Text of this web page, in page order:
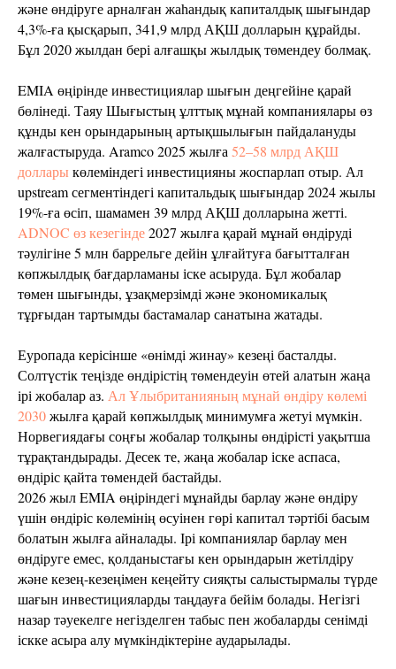
және өндіруге арналған жаһандық капиталдық шығындар
4,3%-ға қысқарып, 341,9 млрд АҚШ долларын құрайды.
Бұл 2020 жылдан бері алғашқы жылдық төмендеу болмақ.
EMIA өңірінде инвестициялар шығын деңгейіне қарай
бөлінеді. Таяу Шығыстың ұлттық мұнай компаниялары өз
құнды кен орындарының артықшылығын пайдалануды
жалғастыруда. Aramco 2025 жылға 52–58 млрд АҚШ
доллары көлеміндегі инвестицияны жоспарлап отыр. Ал
upstream сегментіндегі капитальдық шығындар 2024 жылы
19%-ға өсіп, шамамен 39 млрд АҚШ долларына жетті.
ADNOC өз кезегінде2027 жылға қарай мұнай өндіруді
тәулігіне 5 млн баррельге дейін ұлғайтуға бағытталған
көпжылдық бағдарламаны іске асыруда. Бұл жобалар
төмен шығынды, ұзақмерзімді және экономикалық
тұрғыдан тартымды бастамалар санатына жатады.
Еуропада керісінше «өнімді жинау» кезеңі басталды.
Солтүстік теңізде өндірістің төмендеуін өтей алатын жаңа
ірі жобалар аз. Ал Ұлыбританияның мұнай өндіру көлемі
2030жылға қарай көпжылдық минимумға жетуі мүмкін.
Норвегиядағы соңғы жобалар толқыны өндірісті уақытша
тұрақтандырады. Десек те, жаңа жобалар іске аспаса,
өндіріс қайта төмендей бастайды.
2026 жыл EMIA өңіріндегі мұнайды барлау және өндіру
үшін өндіріс көлемінің өсуінен гөрі капитал тәртібі басым
болатын жылға айналады. Ірі компаниялар барлау мен
өндіруге емес, қолданыстағы кен орындарын жетілдіру
және кезең-кезеңімен кеңейту сияқты салыстырмалы түрде
шағын инвестицияларды таңдауға бейім болады. Негізгі
назар тәуекелге негізделген табыс пен жобаларды сенімді
іскке асыра алу мүмкіндіктеріне аударылады.